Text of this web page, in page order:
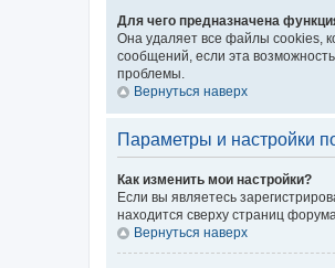
Для чего предназначена
Она удаляет все файлы cookies,
сообщений, если эта
проблемы.
Вернуться наверх
Параметры и настройки
Как изменить мои настройки?
Если вы являетесь
находится сверху страниц
Вернуться наверх